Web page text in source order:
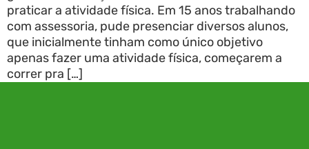
praticar a atividade física. Em 15 anos trabalhando
com assessoria, pude presenciar diversos alunos,
que inicialmente tinham como único objetivo
apenas fazer uma atividade física, começarem a
correr pra […]